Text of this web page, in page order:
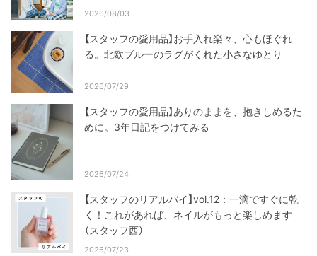
2026/08/03
【スタッフの愛用品】お手入れ楽々、心もほぐれ
る。北欧ブルーのラグがくれた小さなゆとり
2026/07/29
【スタッフの愛用品】ありのままを、抱きしめるた
めに。3年日記をつけてみる
2026/07/24
【スタッフのリアルバイ】vol.12：一滴ですぐに乾
く！これがあれば、ネイルがもっと楽しめます
（スタッフ西）
2026/07/23